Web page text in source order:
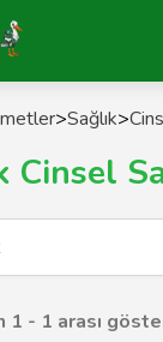
>Sağlık>
Cinsel
1 - 1 arası